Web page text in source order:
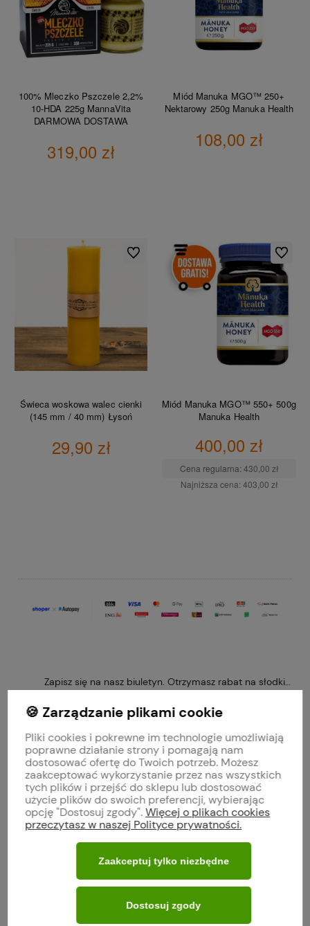
100% Mleczko Pszczele 2,2%
10-HDA 225g MannaVita
DARMOWA DOSTAWA
319,00 zł
Miód Manuka MGO™ 250+
Nektarowy 250g Manuka Health
108,00 zł
Świeca woskowa walec cienki
(145 mm / 40 mm) Łysoń
29,90 zł
Do ulubionych
Miód Manuka MGO™ 550+ 500g
Manuka Health
400,00 zł
Cena regularna: 430,00 zł
Najniższa cena: 403,00 zł
Do
Zapisz się na nasz biuletyn. Otrzymasz rabat na słodkie
polityce prywatności
Obserwuj nas na
MOJE KONTO
🍪 Zarządzanie plikami cookie
Pliki cookies i pokrewne im technologie umożliwiają
poprawne działanie strony i pomagają nam
dostosować ofertę do Twoich potrzeb. Możesz
zaakceptować wykorzystanie przez nas wszystkich
tych plików i przejść do sklepu lub dostosować
użycie plików do swoich preferencji, wybierając
opcję "Dostosuj zgody". Więcej o plikach cookies
przeczytasz w naszej Polityce prywatności.
Zaakceptuj tylko niezbędne
Dostosuj zgody